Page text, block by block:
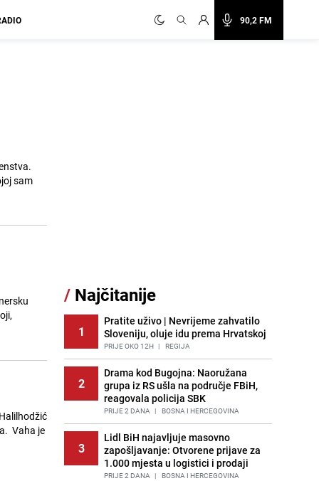
90,2 FM
sam
Vaha je
/ Najčitanije
1
Pratite uživo | Nevrijeme zahvatilo
Sloveniju, oluje idu prema Hrvatskoj
PRIJE OKO 12H | REGIJA
2
Drama kod Bugojna: Naoružana
grupa iz RS ušla na područje FBiH,
reagovala policija SBK
PRIJE 2 DANA | BOSNA I HERCEGOVINA
3
Lidl BiH najavljuje masovno
zapošljavanje: Otvorene prijave za
1.000 mjesta u logistici i prodaji
PRIJE 2 DANA | BOSNA I HERCEGOVINA